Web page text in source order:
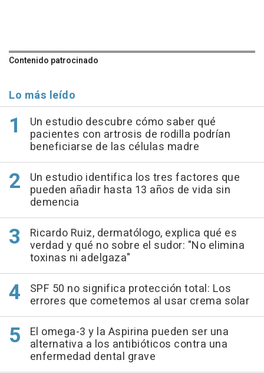
Contenido patrocinado
Lo más leído
Un estudio descubre cómo saber qué
pacientes con artrosis de rodilla podrían
beneficiarse de las células madre
Un estudio identifica los tres factores que
pueden añadir hasta 13 años de vida sin
demencia
Ricardo Ruiz, dermatólogo, explica qué es
verdad y qué no sobre el sudor: "No elimina
toxinas ni adelgaza"
SPF 50 no significa protección total: Los
errores que cometemos al usar crema solar
El omega-3 y la Aspirina pueden ser una
alternativa a los antibióticos contra una
enfermedad dental grave